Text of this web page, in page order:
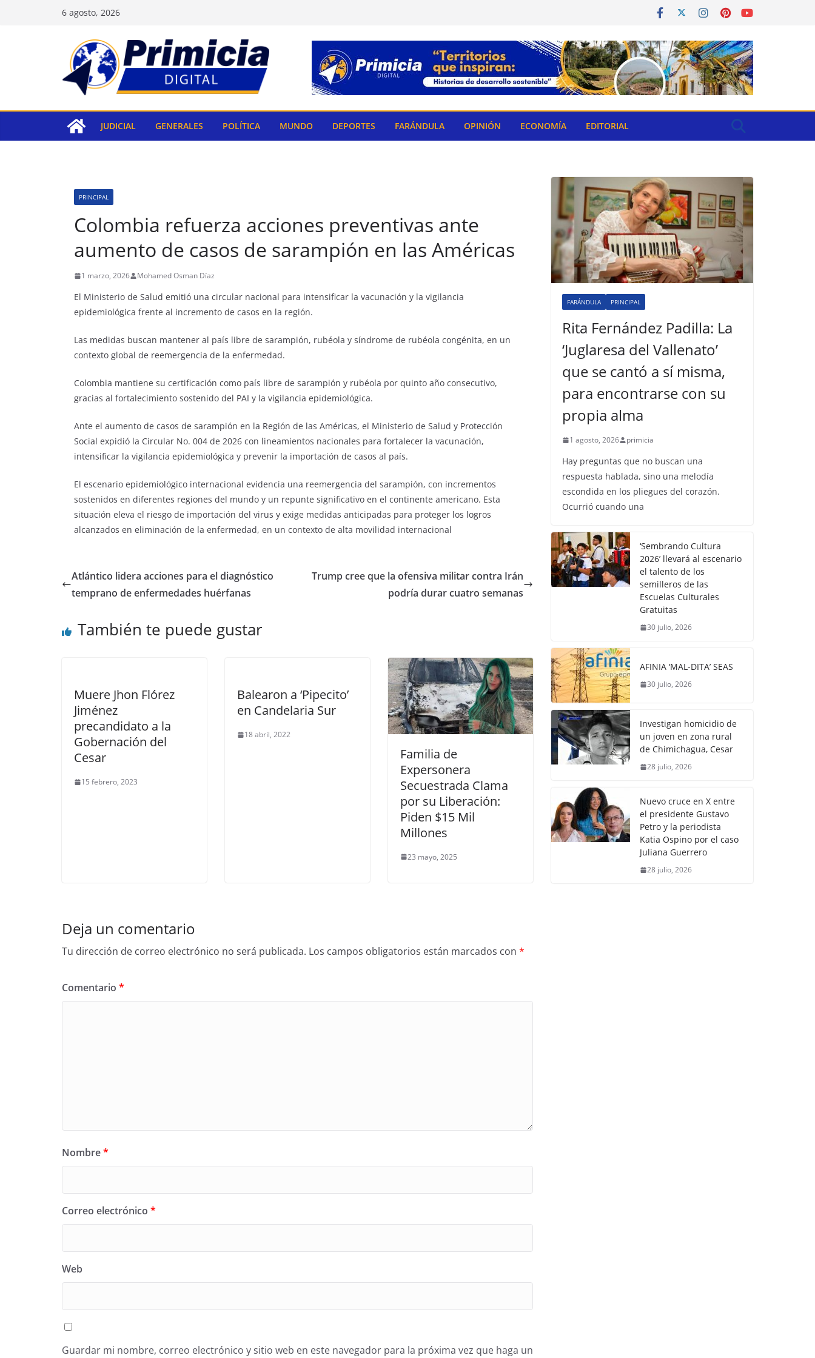
6 agosto, 2026
JUDICIAL GENERALES POLÍTICA MUNDO DEPORTES FARÁNDULA OPINIÓN ECONOMÍA EDITORIAL
PRINCIPAL
Colombia refuerza acciones preventivas ante
aumento de casos de sarampión en las Américas
1 marzo, 2026 Mohamed Osman Díaz
El Ministerio de Salud emitió una circular nacional para intensificar la vacunación y la vigilancia
epidemiológica frente al incremento de casos en la región.
Las medidas buscan mantener al país libre de sarampión, rubéola y síndrome de rubéola congénita, en un
contexto global de reemergencia de la enfermedad.
Colombia mantiene su certificación como país libre de sarampión y rubéola por quinto año consecutivo,
gracias al fortalecimiento sostenido del PAI y la vigilancia epidemiológica.
Ante el aumento de casos de sarampión en la Región de las Américas, el Ministerio de Salud y Protección
Social expidió la Circular No. 004 de 2026 con lineamientos nacionales para fortalecer la vacunación,
intensificar la vigilancia epidemiológica y prevenir la importación de casos al país.
El escenario epidemiológico internacional evidencia una reemergencia del sarampión, con incrementos
sostenidos en diferentes regiones del mundo y un repunte significativo en el continente americano. Esta
situación eleva el riesgo de importación del virus y exige medidas anticipadas para proteger los logros
alcanzados en eliminación de la enfermedad, en un contexto de alta movilidad internacional
Atlántico lidera acciones para el diagnóstico
temprano de enfermedades huérfanas
Trump cree que la ofensiva militar contra Irán
podría durar cuatro semanas
También te puede gustar
Muere Jhon Flórez
Jiménez
precandidato a la
Gobernación del
Cesar
15 febrero, 2023
Balearon a ‘Pipecito’
en Candelaria Sur
18 abril, 2022
Familia de
Expersonera
Secuestrada Clama
por su Liberación:
Piden $15 Mil
Millones
23 mayo, 2025
Deja un comentario
Tu dirección de correo electrónico no será publicada. Los campos obligatorios están marcados con *
Comentario *
Nombre*
Correo electrónico *
Web
Guardar mi nombre, correo electrónico y sitio web en este navegador para la próxima vez que haga un
FARÁNDULA PRINCIPAL
Rita Fernández Padilla: La
‘Juglaresa del Vallenato’
que se cantó a sí misma,
para encontrarse con su
propia alma
1 agosto, 2026 primicia
Hay preguntas que no buscan una
respuesta hablada, sino una melodía
escondida en los pliegues del corazón.
Ocurrió cuando una
‘Sembrando Cultura
2026’ llevará al escenario
el talento de los
semilleros de las
Escuelas Culturales
Gratuitas
30 julio, 2026
AFINIA ‘MAL-DITA’ SEAS
30 julio, 2026
Investigan homicidio de
un joven en zona rural
de Chimichagua, Cesar
28 julio, 2026
Nuevo cruce en X entre
el presidente Gustavo
Petro y la periodista
Katia Ospino por el caso
Juliana Guerrero
28 julio, 2026